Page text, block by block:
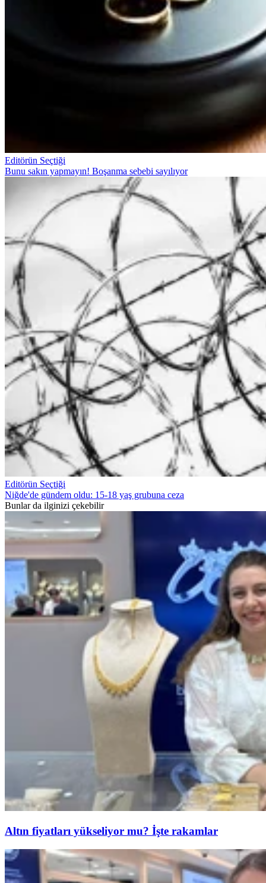
Editörün Seçtiği
Bunu sakın yapmayın! Boşanma sebebi sayılıyor
Editörün Seçtiği
Niğde'de gündem oldu: 15-18 yaş grubuna ceza
Bunlar da ilginizi çekebilir
Altın fiyatları yükseliyor mu? İşte rakamlar